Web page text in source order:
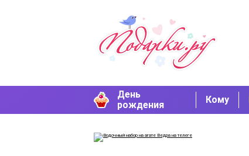
День
рождения
Кому